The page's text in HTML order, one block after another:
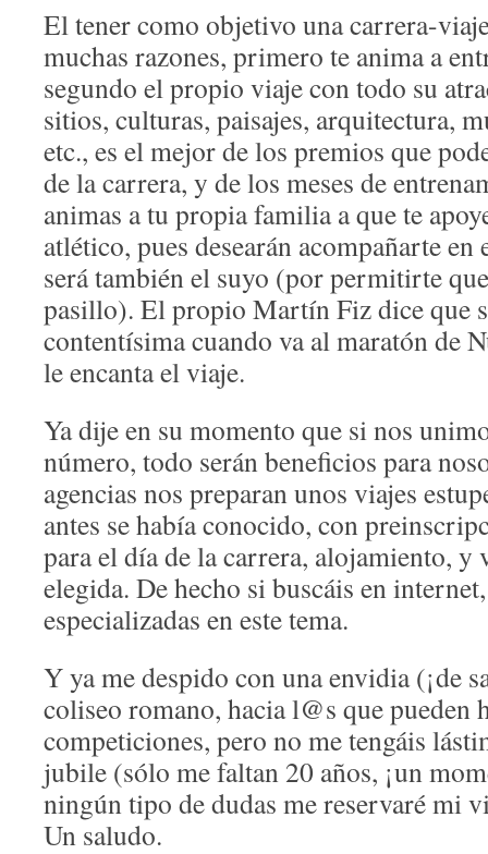
El tener como objetivo una carrera-
muchas razones, primero te anima a
segundo el propio viaje con todo su
sitios, culturas, paisajes, arquitectura,
etc., es el mejor de los premios que
de la carrera, y de los meses de
animas a tu propia familia a que te
atlético, pues desearán acompañarte
será también el suyo (por permitirte
pasillo). El propio Martín Fiz dice que
contentísima cuando va al maratón de
le encanta el viaje.
Ya dije en su momento que si nos
número, todo serán beneficios para
agencias nos preparan unos viajes
antes se había conocido, con
para el día de la carrera, alojamiento, y
elegida. De hecho si buscáis en
especializadas en este tema.
Y ya me despido con una envidia (¡de
coliseo romano, hacia l@s que pueden
competiciones, pero no me tengáis
jubile (sólo me faltan 20 años, ¡un
ningún tipo de dudas me reservaré mi
Un saludo.